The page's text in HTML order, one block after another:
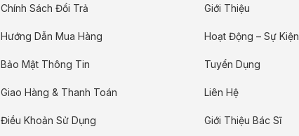
Chính Sách Đổi Trả
Hướng Dẫn Mua Hàng
Bảo Mật Thông Tin
Giao Hàng & Thanh Toán
Điều Khoản Sử Dụng
Giới Thiệu
Hoạt Động – Sự Kiện
Tuyển Dụng
Liên Hệ
Giới Thiệu Bác Sĩ